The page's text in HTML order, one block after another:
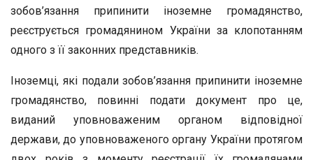
зобов’язання припинити іноземне громадянство,
реєструється громадянином України за клопотанням
одного з її законних представників.
Іноземці, які подали зобов’язання припинити іноземне
громадянство, повинні подати документ про це,
виданий уповноваженим органом відповідної
держави, до уповноваженого органу України протягом